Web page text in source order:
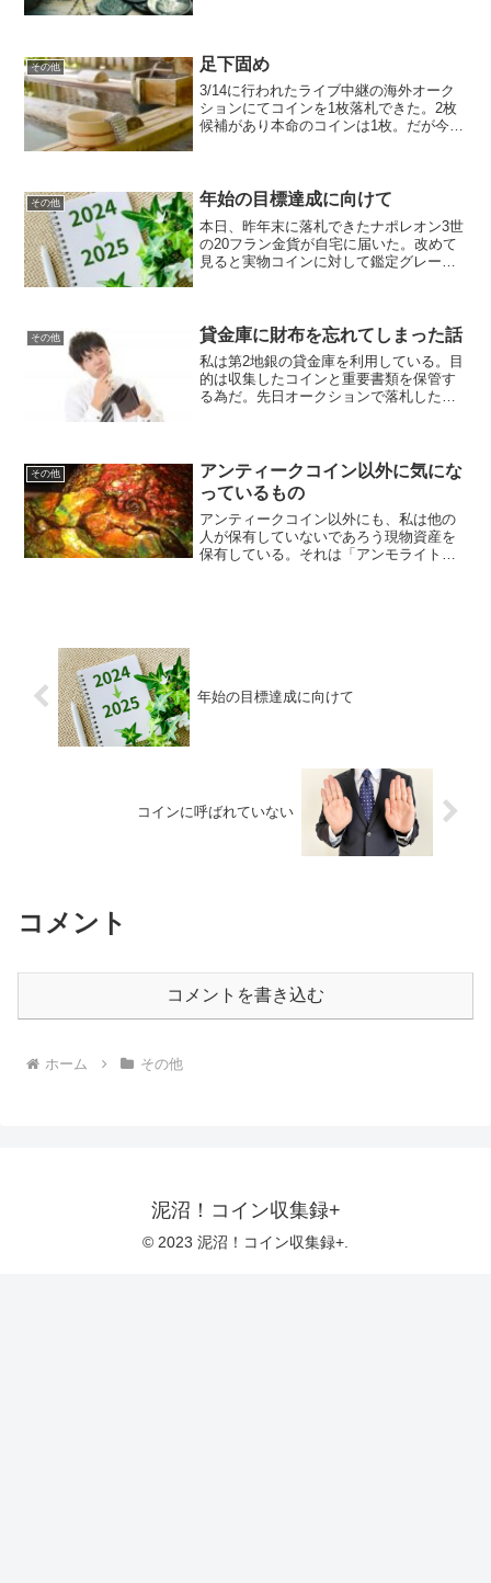
ン（最終損益は新車で...
その他 足下固め
3/14に行われたライブ中継の海外オーク
ションにてコインを1枚落札できた。2枚
候補があり本命のコインは1枚。だが今回
入れずに放置し...
その他 年始の目標達成に向けて
本日、昨年末に落札できたナポレオン3世
の20フラン金貨が自宅に届いた。改めて
見ると実物コインに対して鑑定グレード
並べてみたが、気分...
その他 貸金庫に財布を忘れてしまった話
私は第2地銀の貸金庫を利用している。目
的は収集したコインと重要書類を保管す
る為だ。先日オークションで落札したコ
ドキーも財布の中にしま...
その他
アンティークコイン以外に気にな
っているもの
アンティークコイン以外にも、私は他の
人が保有していないであろう現物資産を
保有している。それは「アンモライト」
年始の目標達成に向けて
コインに呼ばれていない
コメント
コメントを書き込む
ホーム その他
泥沼！コイン収集録+
© 2023 泥沼！コイン収集録+.